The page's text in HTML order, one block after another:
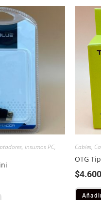
, Insumos PC, Cables,
OTG
$4.600